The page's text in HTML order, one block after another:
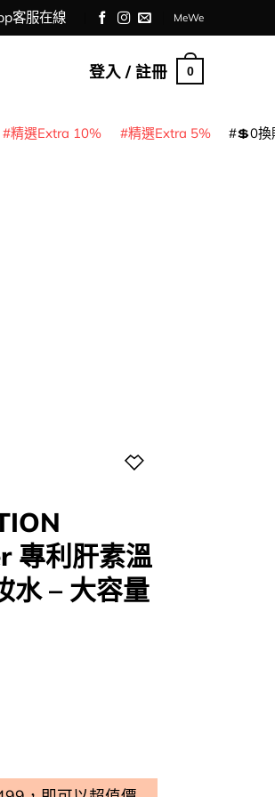
客服在線 MeWe
登入 / 註冊 0
精選Extra 10% 精選Extra 5% 💲0換
專利肝素溫
水 – 大容量